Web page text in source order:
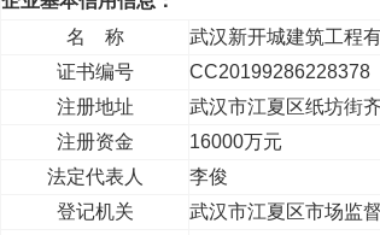
名 称
武汉新开城建筑工程
证书编号
CC20199286228378
注册地址
武汉市江夏区纸坊街
注册资金
16000万元
法定代表人
李俊
登记机关
武汉市江夏区市场监